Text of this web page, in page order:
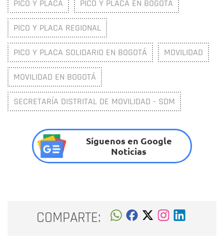
PICO Y PLACA PICO Y PLACA EN BOGOTÁ
PICO Y PLACA REGIONAL
PICO Y PLACA SOLIDARIO EN BOGOTÁ MOVILIDAD
MOVILIDAD EN BOGOTÁ
SECRETARÍA DISTRITAL DE MOVILIDAD - SDM
Síguenos en Google
Noticias
COMPARTE: